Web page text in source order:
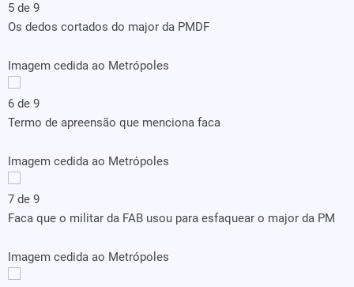
5 de 9
Os dedos cortados do major da PMDF
Imagem cedida ao Metrópoles
6 de 9
Termo de apreensão que menciona faca
Imagem cedida ao Metrópoles
7 de 9
Faca que o militar da FAB usou para esfaquear o major da PM
Imagem cedida ao Metrópoles